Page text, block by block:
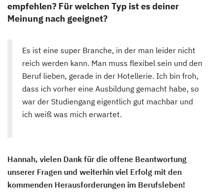
empfehlen? Für welchen Typ ist es deiner
Meinung nach geeignet?
Es ist eine super Branche, in der man leider nicht
reich werden kann. Man muss flexibel sein und den
Beruf lieben, gerade in der Hotellerie. Ich bin froh,
dass ich vorher eine Ausbildung gemacht habe, so
war der Studiengang eigentlich gut machbar und
ich weiß was mich erwartet.
Hannah, vielen Dank für die offene Beantwortung
unserer Fragen und weiterhin viel Erfolg mit den
kommenden Herausforderungen im Berufsleben!